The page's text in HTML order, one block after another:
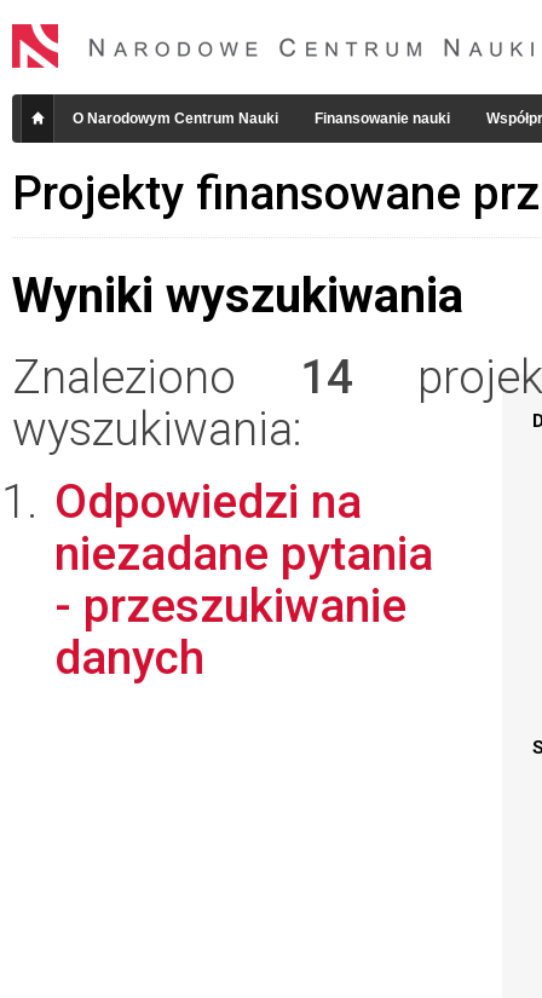
O Narodowym Centrum Nauki Finansowanie nauki
Projekty finansowane
Wyniki wyszukiwania
Znaleziono 14
wyszukiwania:
Odpowiedzi na
niezadane pytania
- przeszukiwanie
danych